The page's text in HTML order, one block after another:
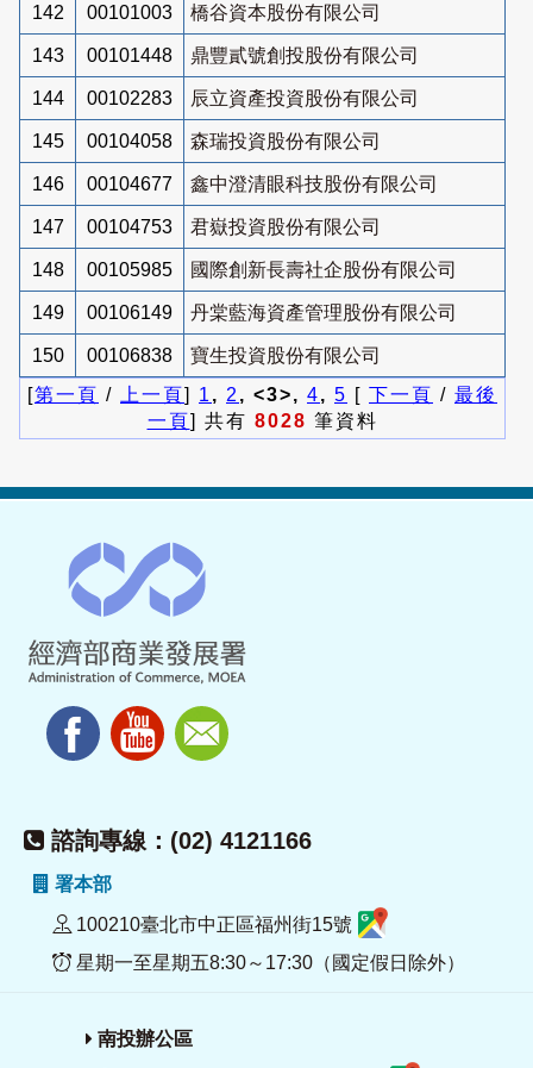
142 00101003 橋谷資本股份有限公司
143 00101448 鼎豐貳號創投股份有限公司
144 00102283 辰立資產投資股份有限公司
145 00104058 森瑞投資股份有限公司
146 00104677 鑫中澄清眼科技股份有限公司
147 00104753 君嶽投資股份有限公司
148 00105985 國際創新長壽社企股份有限公司
149 00106149 丹棠藍海資產管理股份有限公司
150 00106838
寶生投資股份有限公司
[第一頁 / 上一頁] 1 , 2 , <3>, 4, 5 [ 下一頁 / 最後
一頁] 共有 8028 筆資料
諮詢專線：(02) 4121166
署本部
100210臺北市中正區福州街15號
星期一至星期五8:30～17:30（國定假日除外）
南投辦公區